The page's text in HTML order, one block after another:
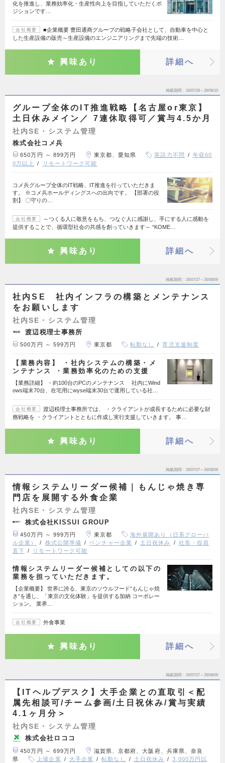
化を推進し、業務効率化・生産性向上を目指していただくポ
ジションです…
会社概要
■企業概要 豊田通商グループの戦略子会社として、自動車を中心と
した生産設備の販売～生産設備のエンジニアリングまで先端の技術…
興味あり 詳細へ
掲載期間 26/07/28～26/08/10
グループ全体のIT推進戦略【名古屋or東京】
土日休みメイン／ 7連休取得可／賞与4.5か月
社内SE・システム管理
株式会社コメ兵
650万円 ～ 899万円 東京都、愛知県 英語力不問
年収60
0万以上
リモートワーク可能
コメ兵グループ全体のIT戦略、IT推進を行っていただきま
す。 ※コメ兵ホールディングスへの出向です。 【部署の役
割】 〇守りの…
会社概要
～つくる人に敬意をもち、つなぐ人に感謝し、手にする人に感動を
提供することで、循環型社会の共感を創っていきます～ “KOME…
興味あり 詳細へ
掲載期間 26/07/27～26/08/09
社内SE 社内インフラの構築とメンテナンス
をお願いします
社内SE・システム管理
渡辺税理士事務所
500万円 ～ 599万円 東京都 転勤なし 育児支援制度
【業務内容】 ・社内システムの構築・メ
ンテナンス ・業務効率化のための支援
【業務詳細】 ・約100台のPCのメンテナンス 社内にWind
ows端末70台、在宅用にwyse端末30台で運用している社…
会社概要
渡辺税理士事務所では、 ・クライアントが成長するために必要な財
務戦略を ・クライアントとともに作成し実行支援していきます。 事…
興味あり 詳細へ
掲載期間 26/07/27～26/08/09
情報システムリーダー候補｜もんじゃ焼き専
門店を展開する外食企業
社内SE・システム管理
株式会社KISSUI GROUP
450万円 ～ 999万円 東京都
海外展開あり（日系グローバ
ル企業）
株式公開準備 ベンチャー企業 土日祝休み
社長・役員
直下
リモートワーク可能
情報システムリーダー候補としての以下の
業務を担っていただきます。
【企業概要】 世界に誇る、東京のソウルフード“もんじゃ焼
き”を通し、「東京の文化体験」を提供する加納 コーポレー
ション。 業界…
会社概要 外食事業
興味あり 詳細へ
掲載期間 26/07/27～26/08/09
【ITヘルプデスク】大手企業との直取引＜配
属先相談可/チーム参画/土日祝休み/賞与実績
4.1ヶ月分＞
社内SE・システム管理
株式会社ロココ
450万円 ～ 699万円
滋賀県、京都府、大阪府、兵庫県、奈良
県
上場企業 大手企業 転勤なし 土日祝休み
3,000万円以